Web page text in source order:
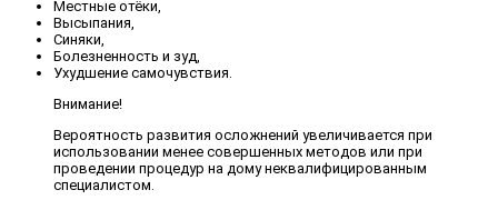
Местные отёки,
Высыпания,
Синяки,
Болезненность и зуд,
Ухудшение самочувствия.
Внимание!
Вероятность развития осложнений увеличивается при
использовании менее совершенных методов или при
проведении процедур на дому неквалифицированным
специалистом.